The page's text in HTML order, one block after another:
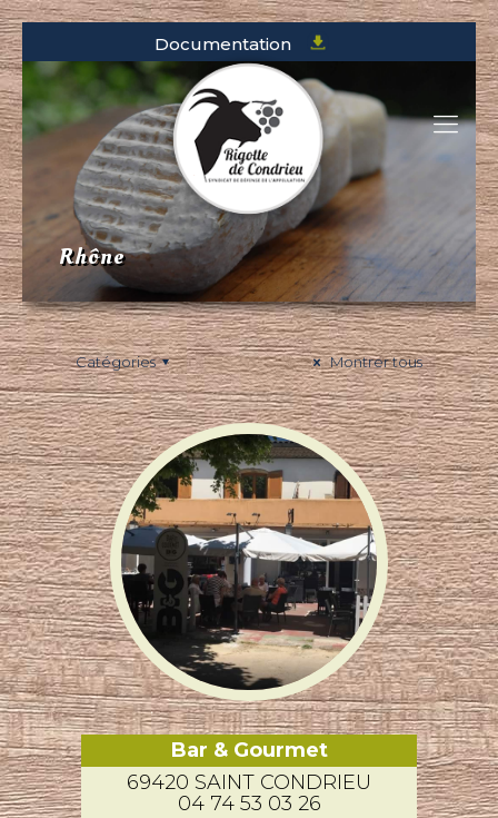
Documentation
Rhône
Catégories Montrer tous
Bar & Gourmet
69420 SAINT CONDRIEU
04 74 53 03 26